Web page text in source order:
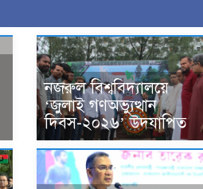
নজরুল বিশ্ববিদ্যালয়ে
‘জুলাই গণঅভ্যুত্থান
দিবস-২০২৬’ উদযাপিত